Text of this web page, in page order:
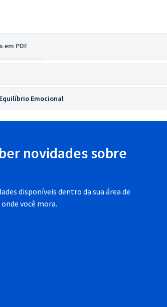
em PDF
Emocional
novidades sobre
disponíveis dentro da sua área de
você mora.